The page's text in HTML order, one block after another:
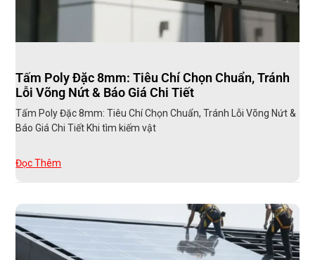
Tấm Poly Đặc 8mm: Tiêu Chí Chọn Chuẩn, Tránh
Lỗi Võng Nứt & Báo Giá Chi Tiết
Tấm Poly Đặc 8mm: Tiêu Chí Chọn Chuẩn, Tránh Lỗi Võng Nứt &
Báo Giá Chi Tiết Khi tìm kiếm vật
Đọc Thêm